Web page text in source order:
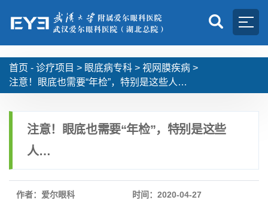
首页 - 诊疗项目 > 眼底病专科 > 视网膜疾病 >
注意！眼底也需要“年检”，特别是这些人…
注意！眼底也需要“年检”，特别是这些
人…
作者：爱尔眼科 时间：2020-04-27